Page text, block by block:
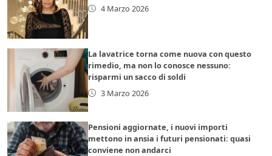
4 Marzo 2026
La lavatrice torna come nuova con questo
rimedio, ma non lo conosce nessuno:
risparmi un sacco di soldi
3 Marzo 2026
Pensioni aggiornate, i nuovi importi
mettono in ansia i futuri pensionati: quasi
conviene non andarci